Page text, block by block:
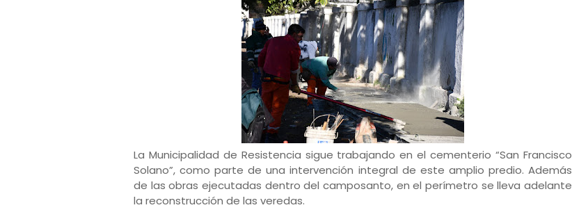
La Municipalidad de Resistencia sigue trabajando en el cementerio “San Francisco
Solano”, como parte de una intervención integral de este amplio predio. Además
de las obras ejecutadas dentro del camposanto, en el perímetro se lleva adelante
la reconstrucción de las veredas.